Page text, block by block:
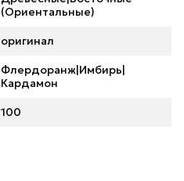
(Ориентальные)
оригинал
Флердоранж|Имбирь|
Кардамон
100